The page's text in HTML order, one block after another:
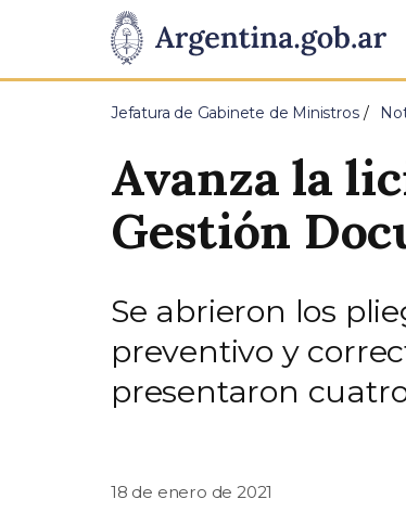
Presidencia
de
Pasar al contenido principal
Jefatura de Gabinete de Ministros
Avanza la
Gestión
Se abrieron los
preventivo y
presentaron
18 de enero de 2021